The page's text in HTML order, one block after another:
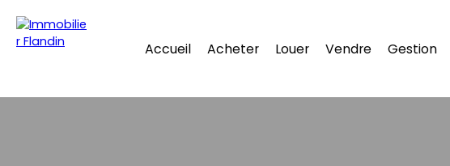
Accueil Acheter Louer Vendre Gestion